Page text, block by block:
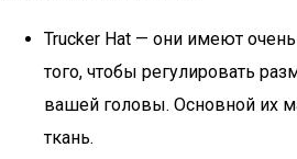
Trucker Hat — они имеют
того, чтобы регулировать
вашей головы. Основной их
ткань.